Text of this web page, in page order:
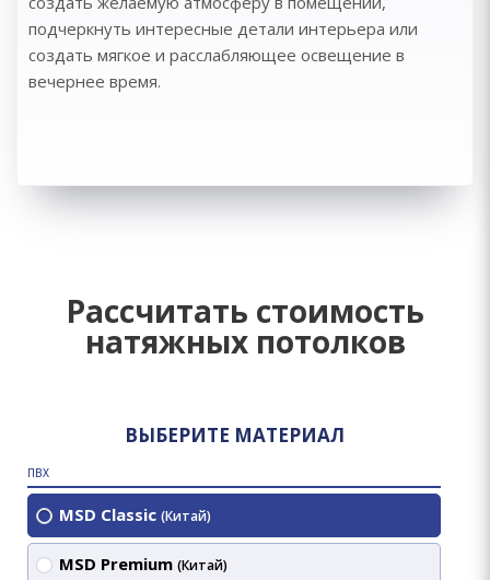
подчеркнуть интересные детали интерьера или
создать мягкое и расслабляющее освещение в
вечернее время.
Рассчитать стоимость
натяжных потолков
ВЫБЕРИТЕ МАТЕРИАЛ
ПВХ
MSD Classic (Китай)
MSD Premium (Китай)